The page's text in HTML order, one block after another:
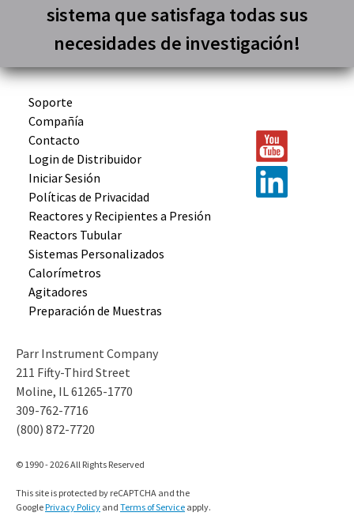
sistema que satisfaga todas sus
necesidades de investigación!
Soporte
Compañía
Contacto
Login de Distribuidor
Iniciar Sesión
Políticas de Privacidad
Reactores yRecipientes a Presión
Reactors Tubular
Sistemas Personalizados
Calorímetros
Agitadores
Preparación de Muestras
Parr Instrument Company
211 Fifty-Third Street
Moline, IL 61265-1770
309-762-7716
(800) 872-7720
© 1990 - 2026 All Rights Reserved
This site is protected by reCAPTCHA and the
GooglePrivacy Policy and Terms of Service apply.